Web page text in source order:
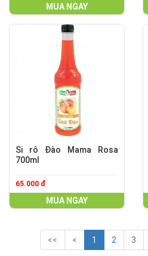
MUA NGAY
Si rô Đào Mama Rosa
700ml
65.000 đ
MUA NGAY
<< < 1 2 3